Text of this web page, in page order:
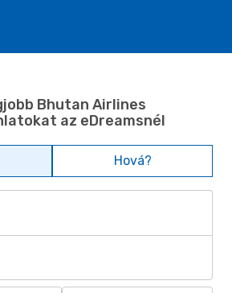
Bhutan Airlines
az eDreamsnél
Hová?